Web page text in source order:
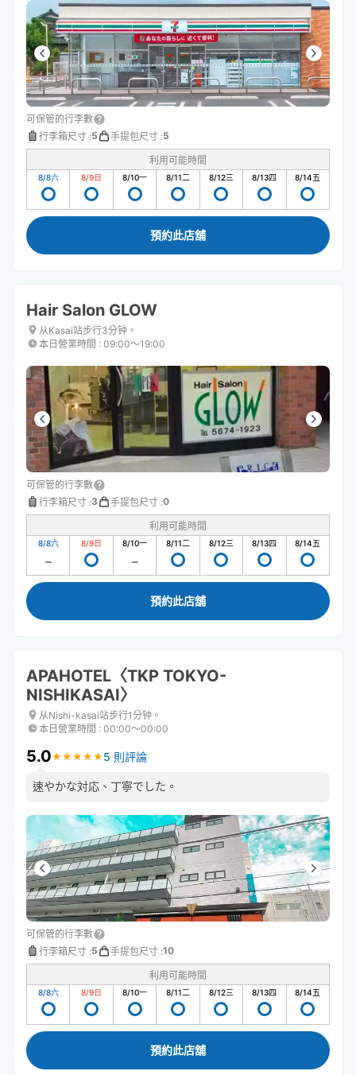
可保管的行李數
行李箱尺寸 :5 手提包尺寸 :5
利用可能時間
8/8六 8/9日 8/10一 8/11二 8/12三 8/13四 8/14五
預約此店舖
Hair Salon GLOW
从Kasai站步行3分钟。
本日營業時間 : 09:00〜19:00
可保管的行李數
行李箱尺寸 :3 手提包尺寸 :0
利用可能時間
8/8六 8/9日 8/10一 8/11二 8/12三 8/13四 8/14五
預約此店舖
APAHOTEL〈TKP TOKYO-
NISHIKASAI〉
从Nishi-kasai站步行1分钟。
本日營業時間 : 00:00〜00:00
5.0★ ★ ★ ★ ★
★ ★ ★ ★ ★ 5 則評論
速やかな対応、丁寧でした。
可保管的行李數
行李箱尺寸 :5 手提包尺寸 :10
利用可能時間
8/8六 8/9日 8/10一 8/11二 8/12三 8/13四 8/14五
預約此店舖